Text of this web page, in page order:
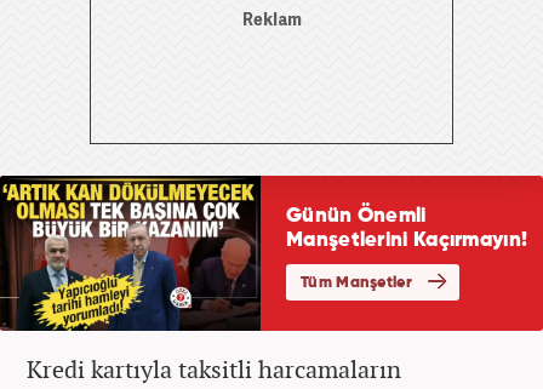
Kredi kartıyla taksitli harcamaların